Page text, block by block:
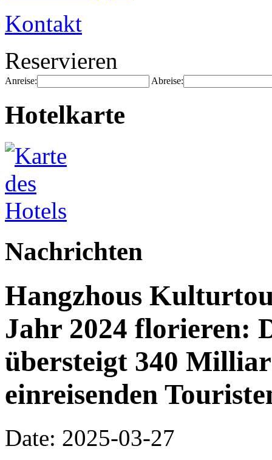
Kontakt
Reservieren
Anreise: Abreise:
Hotelkarte
Nachrichten
Hangzhous
Jahr 2024 florieren:
übersteigt 340
einreisenden
Date: 2025-03-27